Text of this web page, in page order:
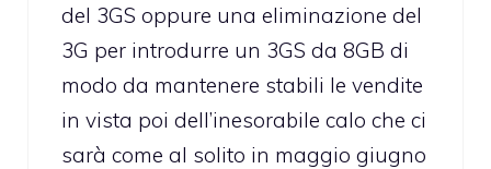
del 3GS oppure una eliminazione del
3G per introdurre un 3GS da 8GB di
modo da mantenere stabili le vendite
in vista poi dell’inesorabile calo che ci
sarà come al solito in maggio giugno